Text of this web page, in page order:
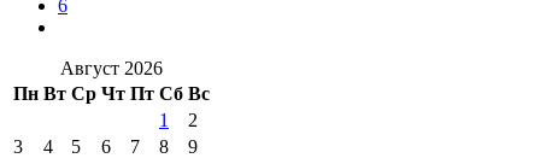
6
Август 2026
Пн Вт Ср Чт Пт Сб Вс
1
2
3
4 5 6 7 8
9